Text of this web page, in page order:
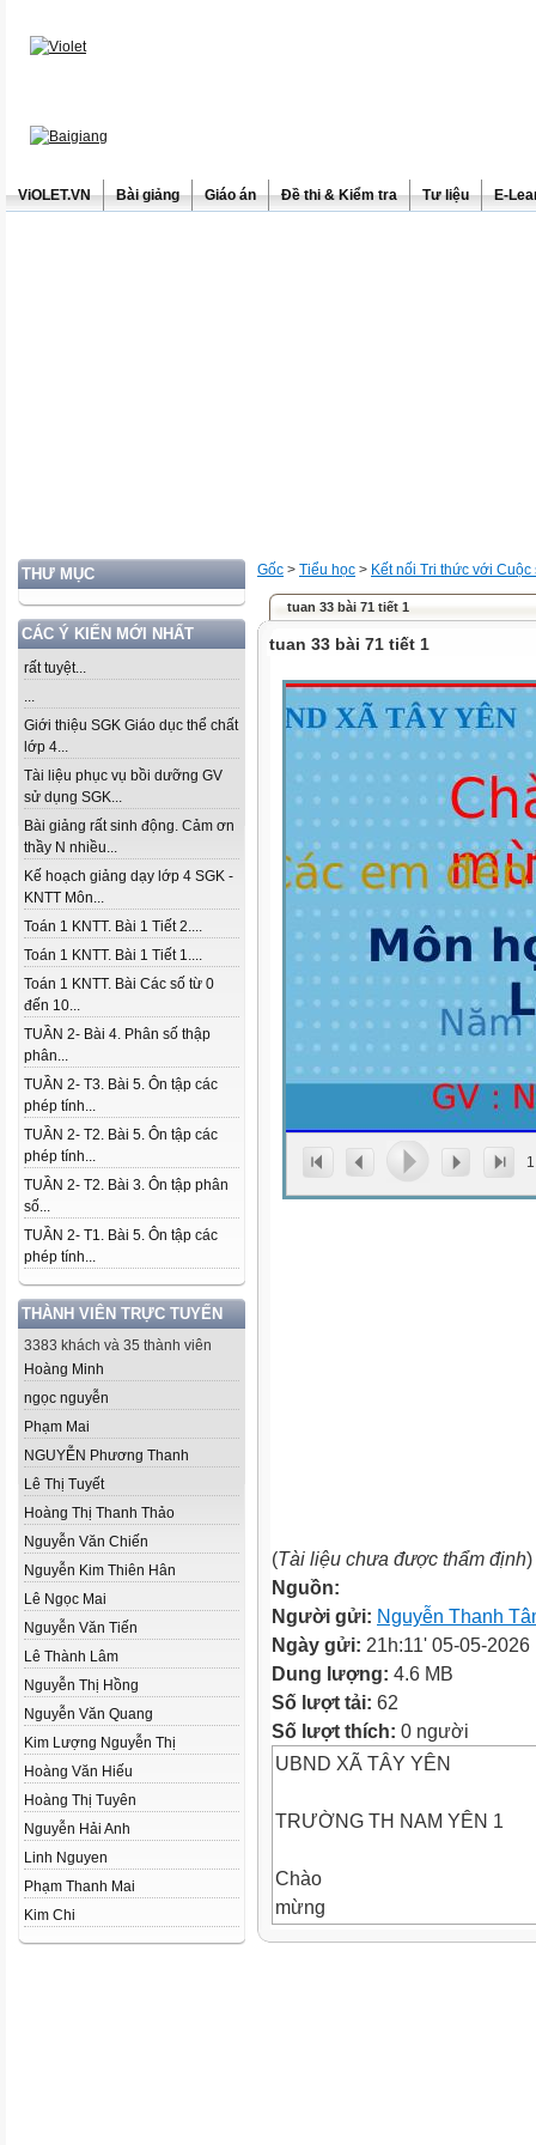
ViOLET.VN Bài giảng Giáo án Đề thi & Kiểm tra Tư liệu E-
THƯ MỤC
CÁC Ý KIẾN MỚI NHẤT
rất tuyệt...
...
Giới thiệu SGK Giáo dục thể chất
lớp 4...
Tài liệu phục vụ bồi dưỡng GV
sử dụng SGK...
Bài giảng rất sinh động. Cảm ơn
thầy N nhiều...
Kế hoạch giảng dạy lớp 4 SGK -
KNTT Môn...
Toán 1 KNTT. Bài 1 Tiết 2....
Toán 1 KNTT. Bài 1 Tiết 1....
Toán 1 KNTT. Bài Các số từ 0
đến 10...
TUẦN 2- Bài 4. Phân số thập
phân...
TUẦN 2- T3. Bài 5. Ôn tập các
phép tính...
TUẦN 2- T2. Bài 5. Ôn tập các
phép tính...
TUẦN 2- T2. Bài 3. Ôn tập phân
số...
TUẦN 2- T1. Bài 5. Ôn tập các
phép tính...
THÀNH VIÊN TRỰC TUYẾN
3383 khách và 35 thành viên
Hoàng Minh
ngọc nguyễn
Phạm Mai
NGUYỄN Phương Thanh
Lê Thị Tuyết
Hoàng Thị Thanh Thảo
Nguyễn Văn Chiến
Nguyễn Kim Thiên Hân
Lê Ngọc Mai
Nguyễn Văn Tiến
Lê Thành Lâm
Nguyễn Thị Hồng
Nguyễn Văn Quang
Kim Lượng Nguyễn Thị
Hoàng Văn Hiếu
Hoàng Thị Tuyên
Nguyễn Hải Anh
Linh Nguyen
Phạm Thanh Mai
Kim Chi
Gốc > Tiểu học > Kết nối Tri thức với Cuộc
tuan 33 bài 71 tiết 1
tuan 33 bài 71 tiết 1
1
(Tài liệu chưa được thẩm định)
Nguồn:
Người gửi: Nguyễn Thanh
Ngày gửi: 21h:11' 05-05-2026
Dung lượng: 4.6 MB
Số lượt tải: 62
Số lượt thích: 0 người
UBND XÃ TÂY YÊN
TRƯỜNG TH NAM YÊN 1
Chào
mừng